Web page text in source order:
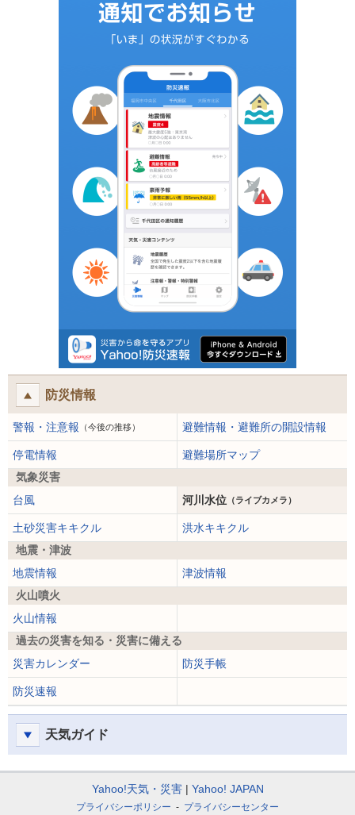
防災情報
警報・注意報 （今後の推移） 避難情報・避難所の開設情報
停電情報
避難場所マップ
気象災害
台風
河川水位 （ライブカメラ）
土砂災害キキクル
洪水キキクル
地震・津波
地震情報
津波情報
火山噴火
火山情報
過去の災害を知る・災害に備える
災害カレンダー
防災手帳
防災速報
天気ガイド
Yahoo!天気・災害 Yahoo! JAPAN
プライバシーポリシー プライバシーセンター